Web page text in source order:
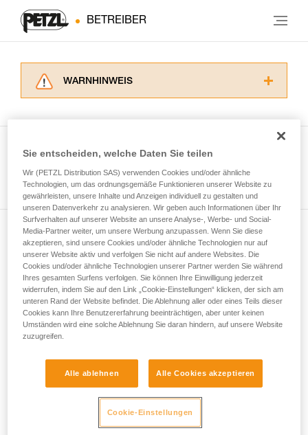
BETREIBER
WARNHINWEIS
ziehen. Um diese Zusatzinformationen
der Gebrauchsanweisung enthaltenen
Informationen richtig verstanden haben.
Die Beherrschung dieser Techniken setzt eine
entsprechende Ausbildung und ein spezielles
Training voraus. Prüfen Sie zusammen mit
einem Profi, ob Sie in der Lage sind, den
Vorgang alleine sicher zu wiederholen, bevor
Sie ihn eigenständig durchführen.
Wir geben Beispiele für die mit Ihrer Aktivität
verbundenen Techniken. Möglicherweise gibt es
noch andere Techniken, die hier nicht
beschrieben werden.
Alle Techniken ansehen
Newsletter abonnieren
und auf dem Laufenden bleiben
Email *
Tritt der Community bei!
Sie entscheiden, welche Daten Sie teilen
Wir (PETZL Distribution SAS) verwenden Cookies und/oder ähnliche
Technologien, um das ordnungsgemäße Funktionieren unserer Website zu
gewährleisten, unsere Inhalte und Anzeigen individuell zu gestalten und
unseren Datenverkehr zu analysieren. Wir geben auch Informationen über Ihr
Surfverhalten auf unserer Website an unsere Analyse-, Werbe- und Social-
Media-Partner weiter, um unsere Werbung anzupassen. Wenn Sie diese
akzeptieren, sind unsere Cookies und/oder ähnliche Technologien nur auf
unserer Website aktiv und verfolgen Sie nicht auf andere Websites. Die
Cookies und/oder ähnliche Technologien unserer Partner werden Sie während
Ihres gesamten Surfens verfolgen. Sie können Ihre Einwilligung jederzeit
widerrufen, indem Sie auf den Link „Cookie-Einstellungen“ klicken, der sich am
unteren Rand der Website befindet. Die Ablehnung aller oder eines Teils dieser
Cookies kann Ihre Benutzererfahrung beeinträchtigen, aber unter keinen
Umständen wird eine solche Ablehnung Sie daran hindern, auf unsere Website
zuzugreifen.
Alle ablehnen Alle Cookies akzeptieren
Cookie-Einstellungen